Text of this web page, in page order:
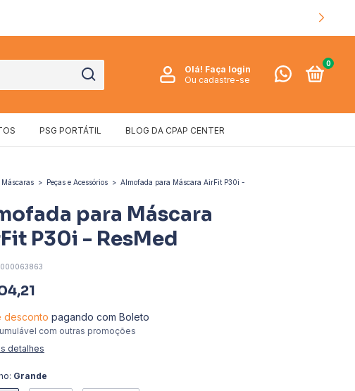
Olá! Faça login
Ou cadastre-se
0
PSG PORTÁTIL BLOG DA CPAP CENTER
Máscaras > Peças e Acessórios > Almofada para Máscara AirFit P30i -
para Máscara
P30i - ResMed
desconto pagando com Boleto
com outras promoções
detalhes
Grande